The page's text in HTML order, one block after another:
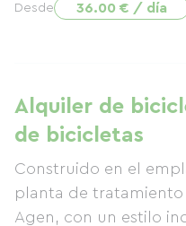
Desde 36.00 € / día
Alquiler de
de bicicletas
Construido en el
planta de
Agen, con un estilo